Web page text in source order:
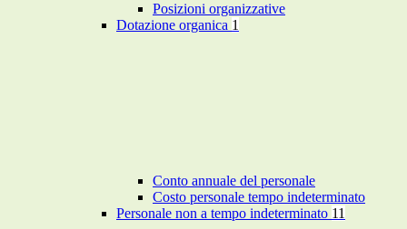
Posizioni organizzative
Dotazione organica 1
Conto annuale del personale
Costo personale tempo indeterminato
Personale non a tempo indeterminato 11